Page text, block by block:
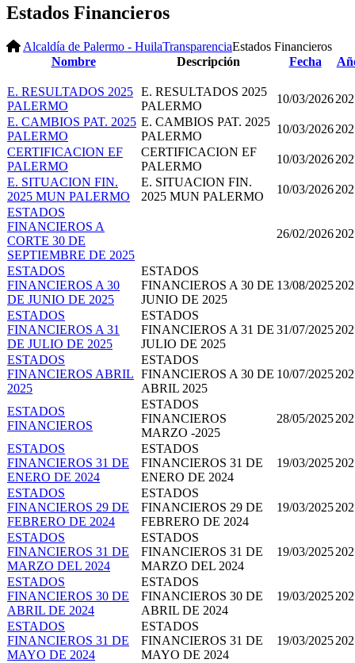
Estados Financieros
Alcaldía de Palermo - HuilaTransparenciaEstados Financieros
Nombre
Descripción Fecha
E. RESULTADOS 2025
PALERMO
E. RESULTADOS 2025
PALERMO
10/03/2026
E. CAMBIOS PAT. 2025
PALERMO
E. CAMBIOS PAT. 2025
PALERMO
10/03/2026
CERTIFICACION EF
PALERMO
CERTIFICACION EF
PALERMO
10/03/2026
E. SITUACION FIN.
2025 MUN PALERMO
E. SITUACION FIN.
2025 MUN PALERMO
10/03/2026
ESTADOS
FINANCIEROS A
CORTE 30 DE
SEPTIEMBRE DE 2025
26/02/2026
ESTADOS
FINANCIEROS A 30
DE JUNIO DE 2025
ESTADOS
FINANCIEROS A 30 DE
JUNIO DE 2025
13/08/2025
ESTADOS
FINANCIEROS A 31
DE JULIO DE 2025
ESTADOS
FINANCIEROS A 31 DE
JULIO DE 2025
31/07/2025
ESTADOS
FINANCIEROS ABRIL
2025
ESTADOS
FINANCIEROS A 30 DE
ABRIL 2025
10/07/2025
ESTADOS
FINANCIEROS
ESTADOS
FINANCIEROS
MARZO -2025
28/05/2025
ESTADOS
FINANCIEROS 31 DE
ENERO DE 2024
ESTADOS
FINANCIEROS 31 DE
ENERO DE 2024
19/03/2025
ESTADOS
FINANCIEROS 29 DE
FEBRERO DE 2024
ESTADOS
FINANCIEROS 29 DE
FEBRERO DE 2024
19/03/2025
ESTADOS
FINANCIEROS 31 DE
MARZO DEL 2024
ESTADOS
FINANCIEROS 31 DE
MARZO DEL 2024
19/03/2025
ESTADOS
FINANCIEROS 30 DE
ABRIL DE 2024
ESTADOS
FINANCIEROS 30 DE
ABRIL DE 2024
19/03/2025
ESTADOS
FINANCIEROS 31 DE
MAYO DE 2024
ESTADOS
FINANCIEROS 31 DE
MAYO DE 2024
19/03/2025